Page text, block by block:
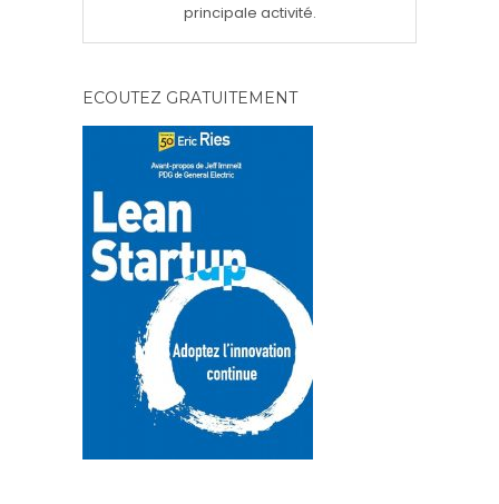
principale activité.
ECOUTEZ GRATUITEMENT